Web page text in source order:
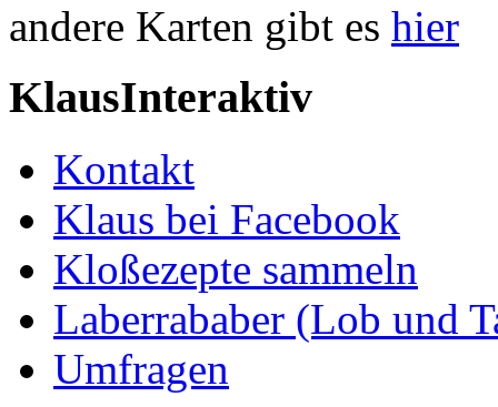
andere Karten gibt es hier
KlausInteraktiv
Kontakt
Klaus bei Facebook
Kloßezepte sammeln
Laberrababer (Lob und
Umfragen